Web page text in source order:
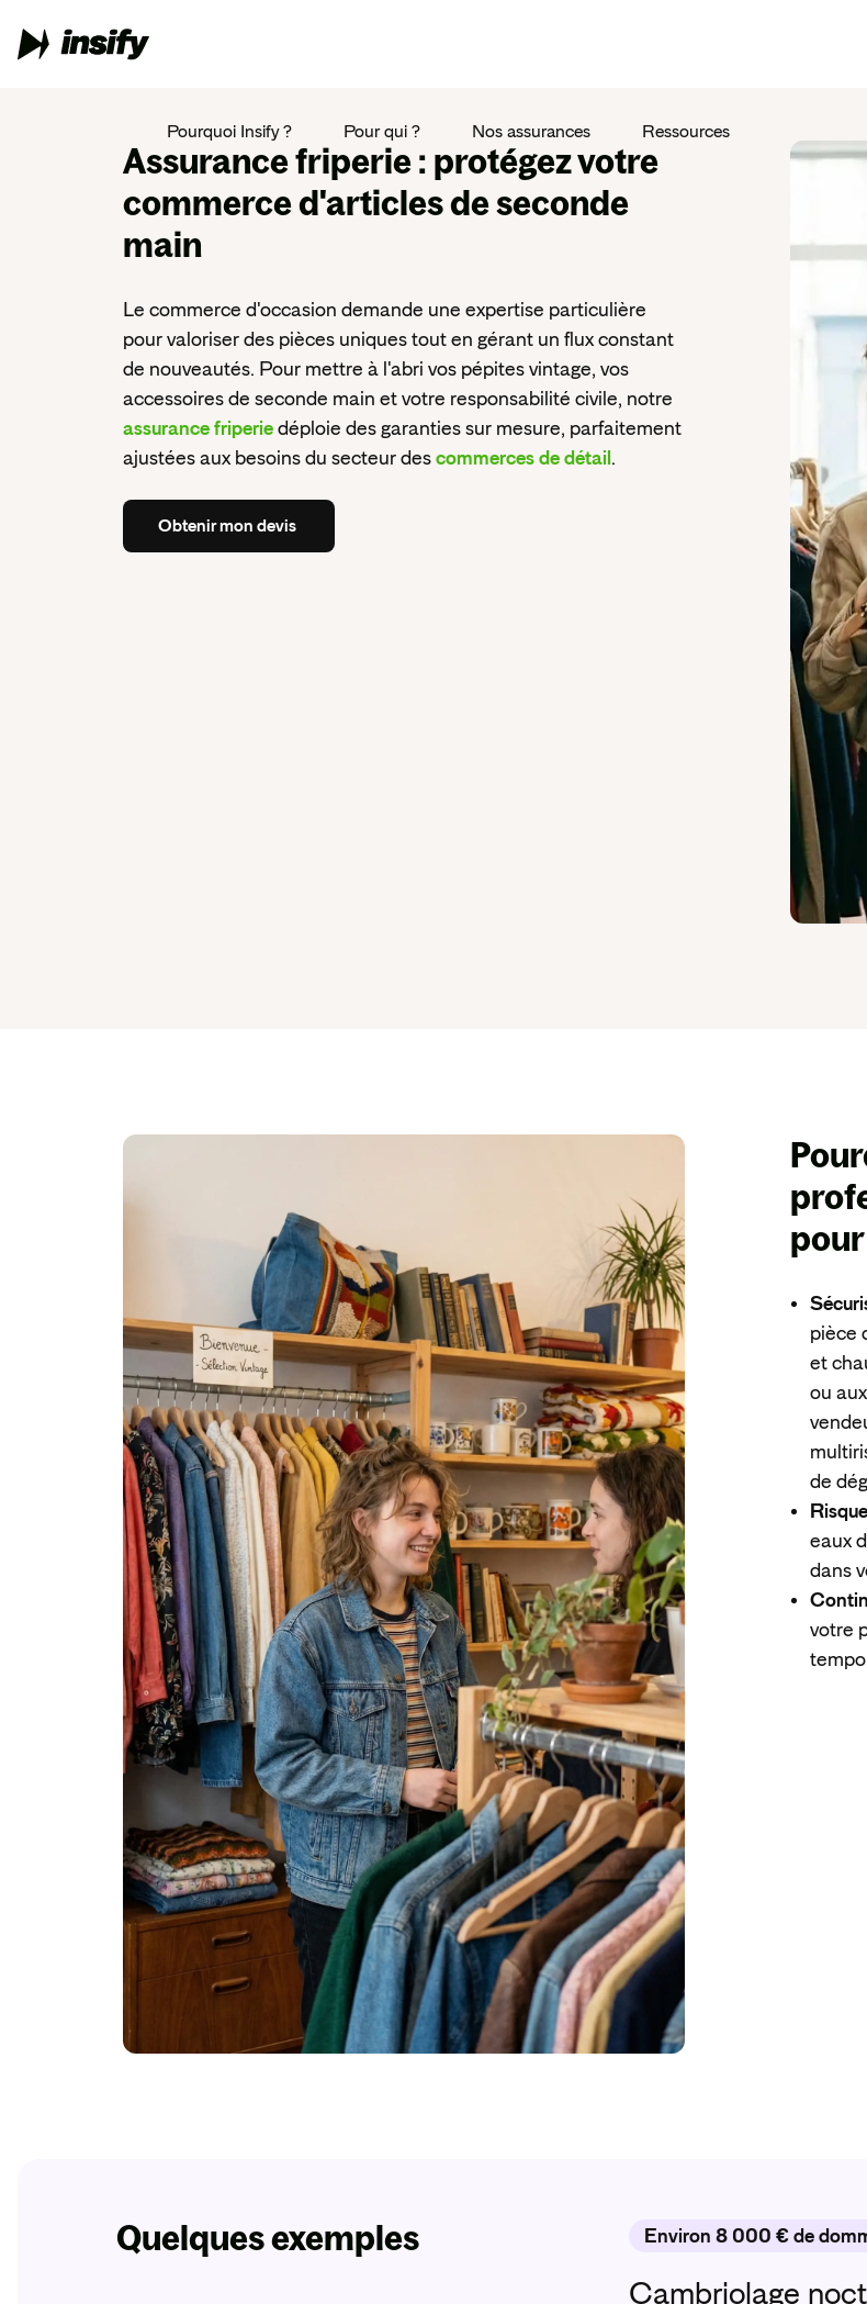
Pourquoi Insify ? Pour qui ? Nos assurances Ressources
Assurance friperie: protégez votre
commerce d'articles de seconde
main
Le commerce d'occasion demande une expertise particulière
pour valoriser des pièces uniques tout en gérant un flux constant
de nouveautés. Pour mettre à l'abri vos pépites vintage, vos
accessoires de seconde main et votre responsabilité civile, notre
assurance friperie déploie des garanties sur mesure, parfaitement
ajustées aux besoins du secteur des commerces de détail .
Obtenirmon devis
pièce
et
ou
de
eaux
dans
votre
Quelques exemples Environ 8 000 € de
Cambriolage